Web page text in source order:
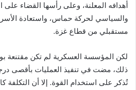
أهدافه المعلنة، وعلى رأسها القضاء
والسياسي لحركة حماس، واستعادة
مستقبلي من قطاع غزة.
لكن المؤسسة العسكرية لم تكن مقتنعة
ذلك، مضت في تنفيذ العمليات بأقصى
تُذكر على استخدام القوة. إلا أن التكلفة